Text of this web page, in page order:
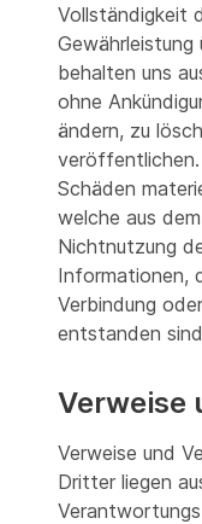
Vollständigkeit
Gewährleistung
behalten uns
ohne
ändern, zu
Schäden
welche aus
Nichtnutzung
Informationen,
Verbindung
entstanden
Verweise
Verweise und
Dritter liegen